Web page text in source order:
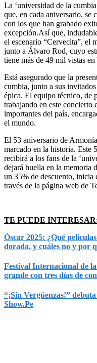
La ‘universidad de la
que, en cada aniversario, se
con los que han grabado
excepción.Así que,
el escenario “Cervecita”, el
junto a Álvaro Rod, cuyo
tiene más de 49 mil vistas en
Está asegurado que la
cumbia, junto a sus
épica. El equipo técnico, de
trabajando en este concierto
importantes del país,
el mundo.
El 53 aniversario de
marcado en la historia. Este
recibirá a los fans de la
dejará huella en la memoria
un 35% de descuento, inicia
través de la página web de
TE PUEDE
Óscar 2025: ¿Qué
dorada, y cuáles no y por
Festival Internacional de
grande con tres días de
“¡Sin Vergüenzas!”
Show.Pe